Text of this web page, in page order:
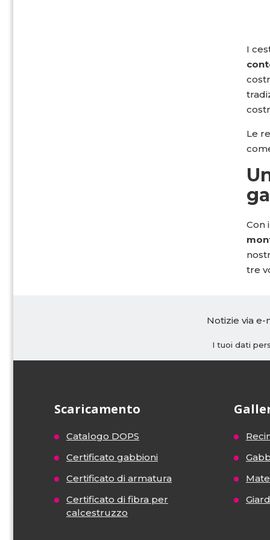
I
Le
Con
tre
Notizie via e-
I tuoi dati
Scaricamento
Catalogo DOPS
Certificato gabbioni
Certificato di armatura
Certificato di fibra per
calcestruzzo